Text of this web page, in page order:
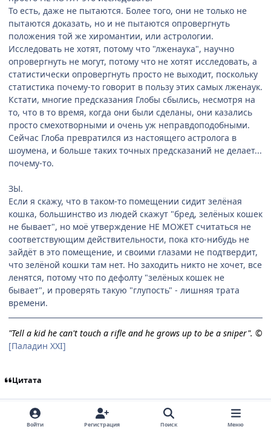
То есть, даже не пытаются. Более того, они не только не
пытаются доказать, но и не пытаются опровергнуть
положения той же хиромантии, или астрологии.
Исследовать не хотят, потому что "лженаука", научно
опровергнуть не могут, потому что не хотят исследовать, а
статистически опровергнуть просто не выходит, поскольку
статистика почему-то говорит в пользу этих самых лженаук.
Кстати, многие предсказания Глобы сбылись, несмотря на
то, что в то время, когда они были сделаны, они казались
просто смехотворными и очень уж неправдоподобными.
Сейчас Глоба превратился из настоящего астролога в
шоумена, и больше таких точных предсказаний не делает...
почему-то.
ЗЫ.
Если я скажу, что в таком-то помещении сидит зелёная
кошка, большинство из людей скажут "бред, зелёных кошек
не бывает", но моё утверждение НЕ МОЖЕТ считаться не
соответствующим действительности, пока кто-нибудь не
зайдёт в это помещение, и своими глазами не подтвердит,
что зелёной кошки там нет. Но заходить никто не хочет, все
ленятся, потому что по дефолту "зелёных кошек не
бывает", и проверять такую "глупость" - лишняя трата
времени.
"Tell a kid he can't touch a rifle and he grows up to be a sniper". ©
[Паладин XXI]
Цитата
u-jinn Старожилы
comment_1673750
Статистика автора
Войти Регистрация Поиск Меню